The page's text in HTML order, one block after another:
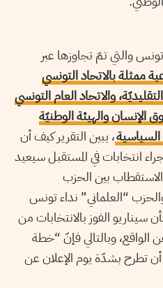
والتي تمّ تجاوزها عبر
ممثلة بالاتحاد التونسي
والاتحاد العام التونسي
الإنسان والهيئة الوطنيّة
السياسية، يبين التقرير كيف أن
انتخابات في المستقبل سيعيد
بين الحزب
“العلماني” نداء تونس
سيناريو الفوز بالانتخابات من
الواقع، وبالتالي فإنّ “خطة
تطرح بشدّة يوم الإعلان عن